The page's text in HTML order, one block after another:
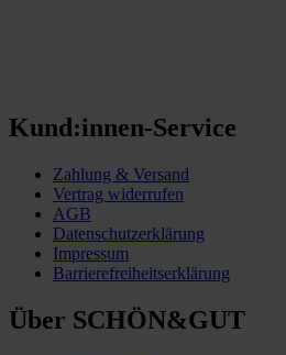
Kund:innen-Service
Zahlung & Versand
Vertrag widerrufen
AGB
Datenschutzerklärung
Impressum
Barrierefreiheitserklärung
Über SCHÖN&GUT